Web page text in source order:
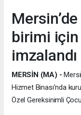
birimi
imzalandı
MERSİN (MA) -
Hizmet Binası’nda
Özel Gereksinimli